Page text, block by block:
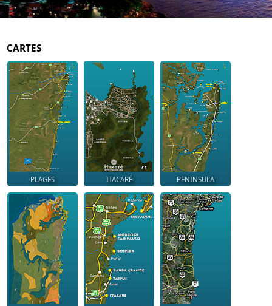
CARTES
PLAGES ITACARÉ PENINSULA